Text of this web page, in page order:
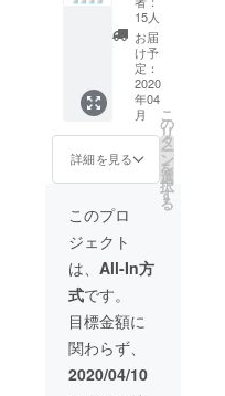
大吟
醸 原
酒の詳
細 原料
米：山
田錦
（島根
県産）
日本酒
度：5.0
精米歩
合：
50％ 容
量：
720ml
アル
コール
度数：
18度 ■
出雲国
（いず
ぬいご
おり）
720ml
１本
火入れ
・希望
の方は
商品ブ
ランド
ページ
にお名
載 ・お
礼の
メッ
セージ
■ヤマサ
ン正宗
｜佐香
錦 純
米吟醸
の詳細
本酒仕
込みの
梅酒
500ml
１本
・ヤマ
サン正
醸 原酒
720ml
【山田
錦】火
入れ ・
出雲国
楯縫郡
（いず
ものく
にたて
ぬいご
おり）
アー ・
「うさ
ぎ雲」
720ml
２本
（化粧
箱入）
・ヤマ
サン正
香錦
純米吟
醸
720ml
火入
れ ・ヤ
マサン
正宗 日
本酒仕
込みの
「うさ
ぎ雲」
720ml
２本
（化粧
箱入）
火入れ
・ヤマ
サン正
斗瓶囲
１本
原酒
火入れ
・ヤマ
サン正
宗｜純
米大吟
醸 原
がりで
す。送
料込み
です。
・「う
さぎ
雲」
720ml
１本
火入れ
・ヤマ
サン正
宗 日本
酒仕込
みの梅
酒
500ml
１本 ・
希望の
方は商
るうさ
ぎ雲
は、和
洋問わ
ずさま
ざまな
料理と
の相性
も◎。
友人と
の集ま
りやプ
レゼン
トなど
でご利
用くだ
さい。
出雲の
日本酒
のおい
しさを
伝えて
15人
お届
け予
定：
2020
年04
月
詳細を見る
こ
の
リ
タ
ー
ン
を
選
択
す
る
このプロ
ジェクト
は、 All-In方
式です。
目標金額に
関わらず、
2020/04/10